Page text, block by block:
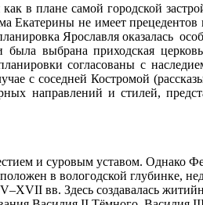
в плане самой городской
Екатерины не имеет прецедентов
Ярославля оказалась
выбрана приходская
согласованы с
с соседней Костромой
направлений и стилей,
и суровым уставом. Однако
в вологодской глубинке,
вв. Здесь создавалась